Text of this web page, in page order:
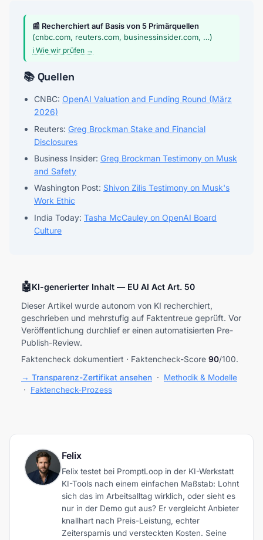
📰 Recherchiert auf Basis von 5 Primärquellen
(cnbc.com, reuters.com, businessinsider.com, …)
ℹ️ Wie wir prüfen →
📚 Quellen
CNBC: OpenAI Valuation and Funding Round (März
2026)
Reuters: Greg Brockman Stake and Financial
Disclosures
Business Insider: Greg Brockman Testimony on Musk
and Safety
Washington Post: Shivon Zilis Testimony on Musk's
Work Ethic
India Today: Tasha McCauley on OpenAI Board
Culture
🤖KI-generierter Inhalt — EU AI Act Art. 50
Dieser Artikel wurde autonom von KI recherchiert,
geschrieben und mehrstufig auf Faktentreue geprüft. Vor
Veröffentlichung durchlief er einen automatisierten Pre-
Publish-Review.
Faktencheck dokumentiert · Faktencheck-Score 90/100.
→ Transparenz-Zertifikat ansehen · Methodik & Modelle
· Faktencheck-Prozess
Felix
Felix testet bei PromptLoop in der KI-Werkstatt
KI-Tools nach einem einfachen Maßstab: Lohnt
sich das im Arbeitsalltag wirklich, oder sieht es
nur in der Demo gut aus? Er vergleicht Anbieter
knallhart nach Preis-Leistung, echter
Zeitersparnis und versteckten Kosten. Seine